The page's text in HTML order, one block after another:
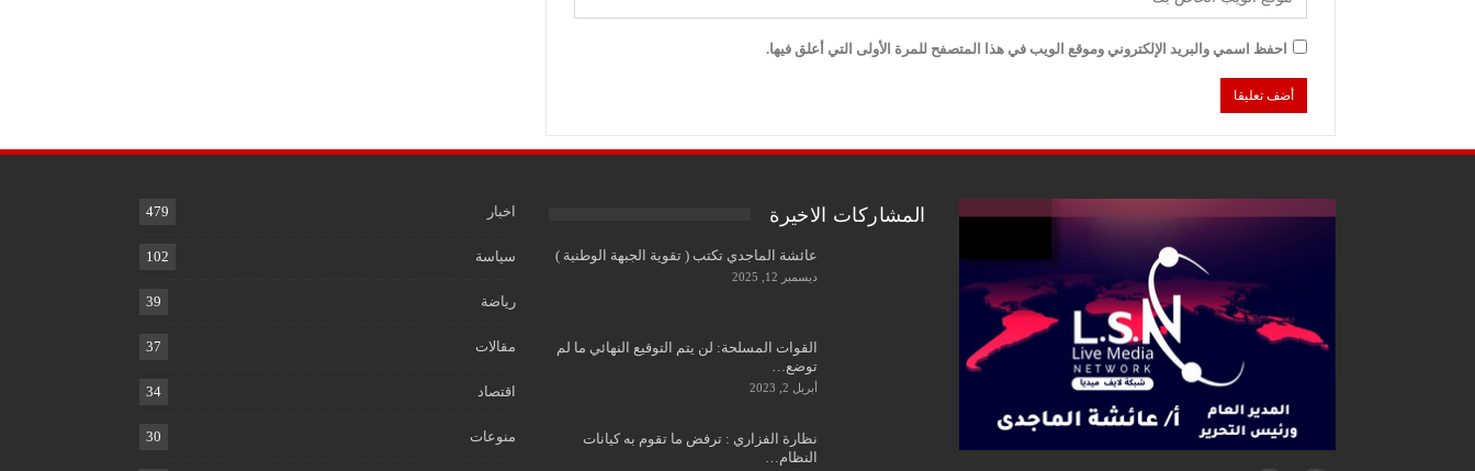
احفظ اسمي والبريد الإلكتروني وموقع الويب في هذا المتصفح للمرة الأولى التي أعلق فيها.
المشاركات الاخيرة
عائشة الماجدي تكتب ( تقوية الجبهة الوطنية )
ديسمبر 12, 2025
القوات المسلحة: لن يتم التوقيع النهائي ما لم
توضع…
أبريل 2, 2023
نظارة الفزاري : ترفض ما تقوم به كيانات
النظام…
اخبار 479
سياسة 102
رياضة 39
مقالات 37
اقتصاد 34
منوعات 30